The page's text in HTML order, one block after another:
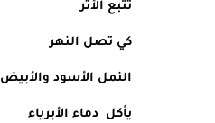
تتبع الأثر
كي تصل النهر
النمل الأسود والأبيض
يأكل  دماء الأبرياء